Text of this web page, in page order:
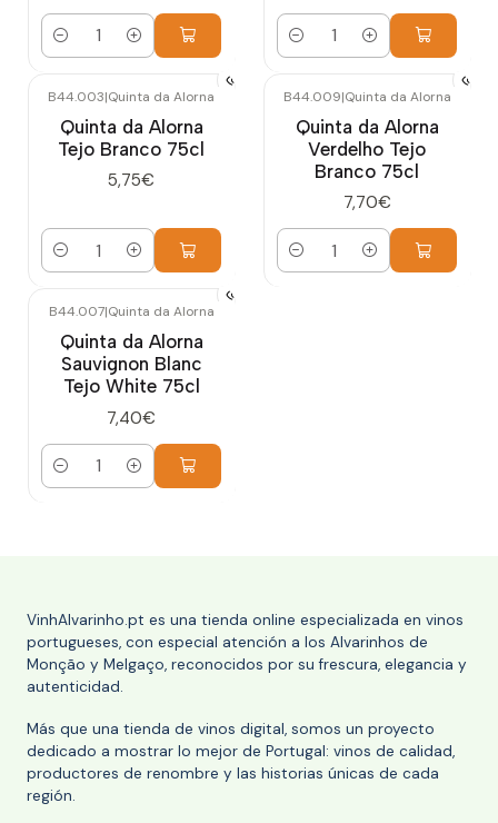
Cantidad Cantidad
B44.003|Quinta da Alorna
Quinta da Alorna
Tejo Branco 75cl
5,75€
Cantidad
B44.009|Quinta da Alorna
Quinta da Alorna
Verdelho Tejo
Branco 75cl
7,70€
Cantidad
B44.007|Quinta da Alorna
Quinta da Alorna
Sauvignon Blanc
Tejo White 75cl
7,40€
Cantidad
VinhAlvarinho.pt es una tienda online especializada en vinos
portugueses, con especial atención a los Alvarinhos de
Monção y Melgaço, reconocidos por su frescura, elegancia y
autenticidad.
Más que una tienda de vinos digital, somos un proyecto
dedicado a mostrar lo mejor de Portugal: vinos de calidad,
productores de renombre y las historias únicas de cada
región.